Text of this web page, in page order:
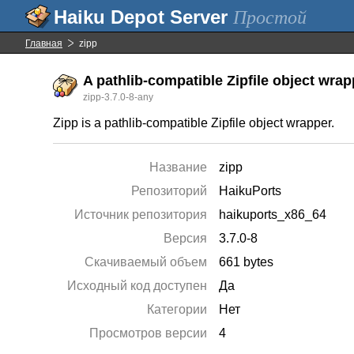
Простой
Главная zipp
A pathlib-compatible Zipfile object
zipp-3.7.0-8-any
Zipp is a pathlib-compatible Zipfile object wrapper.
Название
zipp
Репозиторий
HaikuPorts
Источник репозитория
haikuports_x86_64
Версия
3.7.0-8
Скачиваемый объем
661 bytes
Исходный код доступен
Да
Категории
Нет
Просмотров версии
4